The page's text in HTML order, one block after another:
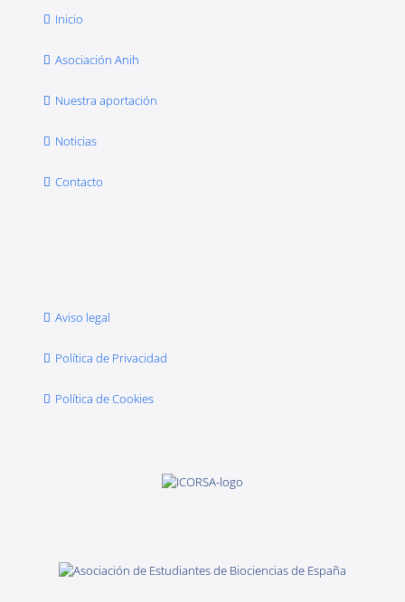
Inicio
Asociación Anih
Nuestra aportación
Noticias
Contacto
Aviso legal
Política de Privacidad
Política de Cookies